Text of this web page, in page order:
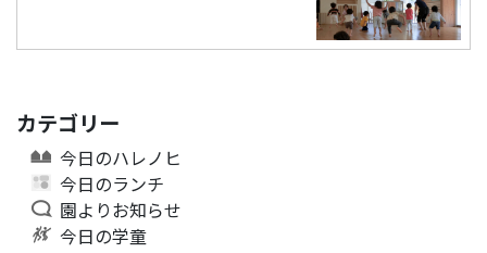
カテゴリー
今日のハレノヒ
今日のランチ
園よりお知らせ
今日の学童